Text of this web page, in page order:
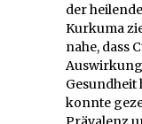
der
Kurkuma
nahe, dass
Gesundheit
konnte